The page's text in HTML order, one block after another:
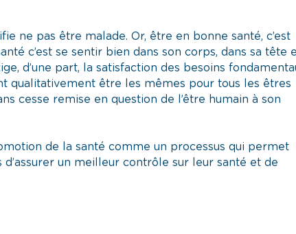
ne pas être malade. Or, être en bonne santé, c’est
c’est se sentir bien dans son corps, dans sa tête
d’une part, la satisfaction des besoins
qualitativement être les mêmes pour tous les êtres
cesse remise en question de l’être humain à son
de la santé comme un processus qui permet
un meilleur contrôle sur leur santé et de